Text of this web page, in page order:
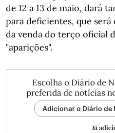
de 12 a 13 de maio, dará
para deficientes, que
da venda do terço oficial
"aparições".
Escolha o Diário de
preferida de notícias
Adicionar o Diário de
Já